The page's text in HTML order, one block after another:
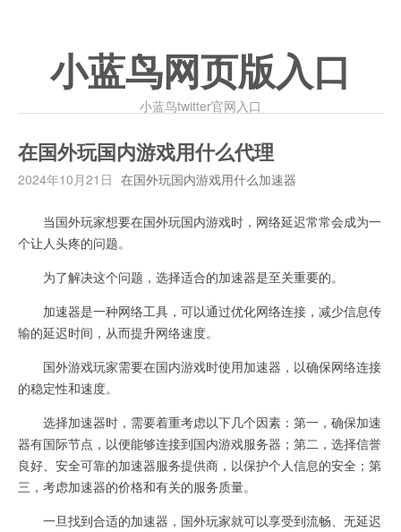
小蓝鸟网页版入口
小蓝鸟twitter官网入口
在国外玩国内游戏用什么代理
2024年10月21日 在国外玩国内游戏用什么加速器
当国外玩家想要在国外玩国内游戏时，网络延迟常常会成为一
个让人头疼的问题。
为了解决这个问题，选择适合的加速器是至关重要的。
加速器是一种网络工具，可以通过优化网络连接，减少信息传
输的延迟时间，从而提升网络速度。
国外游戏玩家需要在国内游戏时使用加速器，以确保网络连接
的稳定性和速度。
选择加速器时，需要着重考虑以下几个因素：第一，确保加速
器有国际节点，以便能够连接到国内游戏服务器；第二，选择信誉
良好、安全可靠的加速器服务提供商，以保护个人信息的安全；第
三，考虑加速器的价格和有关的服务质量。
一旦找到合适的加速器，国外玩家就可以享受到流畅、无延迟